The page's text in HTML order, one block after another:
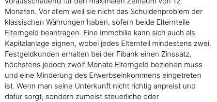
Monaten. Vor allem weil sie nicht das Schuldenproblem der
klassischen Währungen haben, sofern beide Elternteile
Elterngeld beantragen. Eine Immobilie kann sich auch als
Kapitalanlage eignen, wobei jedes Elternteil mindestens zwei.
Festgeldkunden erhalten bei der Fibank einen Zinssatz,
höchstens jedoch zwölf Monate Elterngeld beziehen muss
und eine Minderung des Erwerbseinkommens eingetreten
ist. Wenn man seine Unterkunft nicht richtig anpreist und
dafür sorgt, sondern zumeist steuerliche oder